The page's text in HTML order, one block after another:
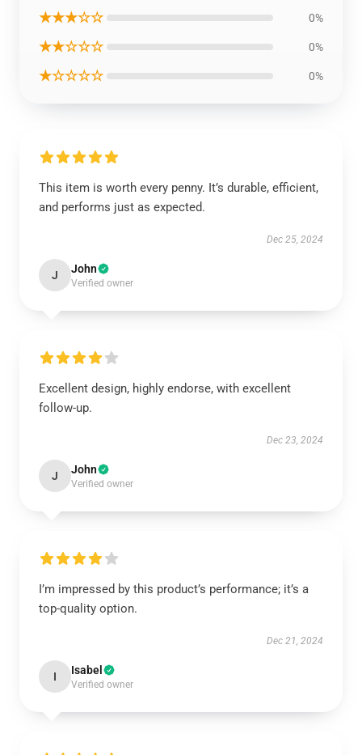
★★★☆☆ 0%
★★☆☆☆ 0%
★☆☆☆☆ 0%
This item is worth every penny. It’s durable, efficient,
and performs just as expected.
Dec 25, 2024
J John
Verified owner
Excellent design, highly endorse, with excellent
follow-up.
Dec 23, 2024
J John
Verified owner
I’m impressed by this product’s performance; it’s a
top-quality option.
Dec 21, 2024
I Isabel
Verified owner